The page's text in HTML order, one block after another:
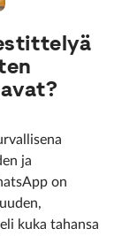
ja
on
kuka tahansa